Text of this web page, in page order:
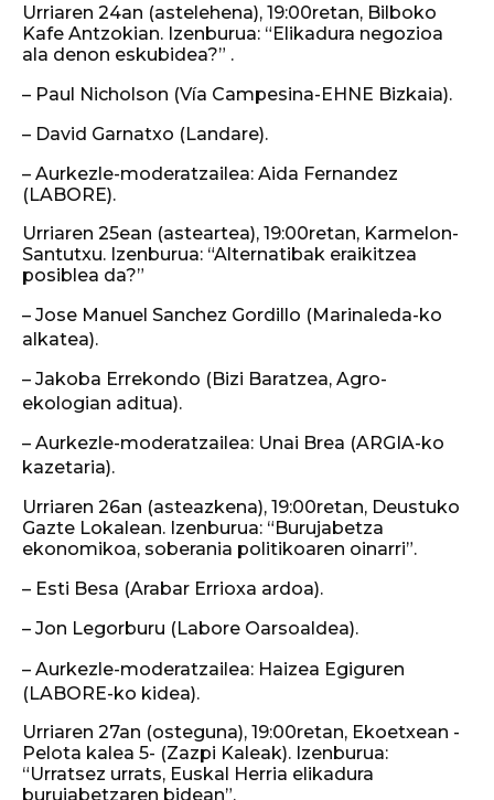
Urriaren 24an (astelehena), 19:00retan, Bilboko
Kafe Antzokian. Izenburua: “Elikadura negozioa
ala denon eskubidea?” .
– Paul Nicholson (Vía Campesina-EHNE Bizkaia).
– David Garnatxo (Landare).
– Aurkezle-moderatzailea: Aida Fernandez
(LABORE).
Urriaren 25ean (asteartea), 19:00retan, Karmelon-
Santutxu. Izenburua: “Alternatibak eraikitzea
posiblea da?”
– Jose Manuel Sanchez Gordillo (Marinaleda-ko
alkatea).
– Jakoba Errekondo (Bizi Baratzea, Agro-
ekologian aditua).
– Aurkezle-moderatzailea: Unai Brea (ARGIA-ko
kazetaria).
Urriaren 26an (asteazkena), 19:00retan, Deustuko
Gazte Lokalean. Izenburua: “Burujabetza
ekonomikoa, soberania politikoaren oinarri”.
– Esti Besa (Arabar Errioxa ardoa).
– Jon Legorburu (Labore Oarsoaldea).
– Aurkezle-moderatzailea: Haizea Egiguren
(LABORE-ko kidea).
Urriaren 27an (osteguna), 19:00retan, Ekoetxean -
Pelota kalea 5- (Zazpi Kaleak). Izenburua:
“Urratsez urrats, Euskal Herria elikadura
burujabetzaren bidean”.